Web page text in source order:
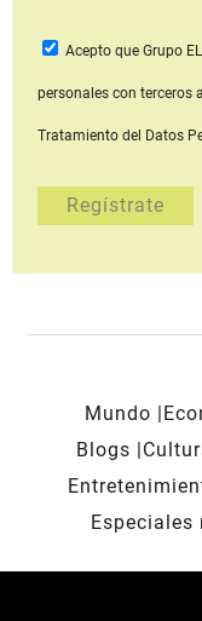
Acepto que Grupo
personales con terceros
Tratamiento del Datos
Mundo
Blogs